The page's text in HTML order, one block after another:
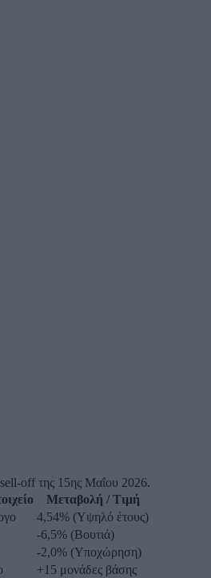
off της 15ης Μαΐου 2026.
Μεταβολή / Τιμή
4,54% (Υψηλό έτους)
-6,5% (Βουτιά)
-2,0% (Υποχώρηση)
+15 μονάδες βάσης